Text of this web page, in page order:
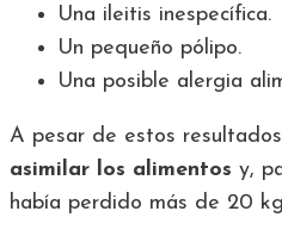
Una ileitis inespecífica.
Un pequeño pólipo.
Una posible alergia
A pesar de estos
asimilar los alimentos y,
había perdido más de 20